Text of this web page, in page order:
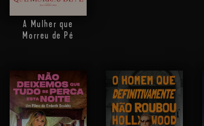
A Mulher que
Morreu de Pé